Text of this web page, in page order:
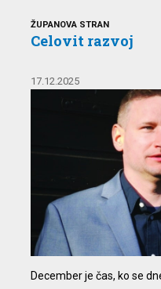
ŽUPANOVA STRAN
Celovit razvoj
17.12.2025
December je čas, ko se